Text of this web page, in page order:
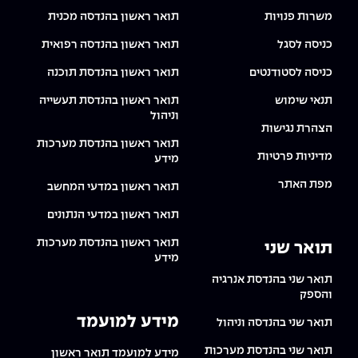
משרות פנויות
כניסה לסגל
כניסה לסטודנטים
תנאי שימוש
הצהרת נגישות
מדיניות פרטיות
מפת האתר
תואר שני
תואר שני בהנדסת אנרגיה
והספק
תואר שני בהנדסה וניהול
תואר שני בהנדסת מערכות
תואר ראשון בהנדסה מכנית
תואר ראשון בהנדסה רפואית
תואר ראשון בהנדסת תוכנה
תואר ראשון בהנדסת תעשייה
וניהול
תואר ראשון בהנדסת מערכות
מידע
תואר ראשון במדעי המחשב
תואר ראשון במדעי הנתונים
תואר ראשון בהנדסת מערכות
מידע
מידע למועמד
מידע למועמד תואר ראשון
קורסים מקצועיים מותאמים לארגונים
סמסטר ראשון בתיכון
חנות החדשנות והיזמות